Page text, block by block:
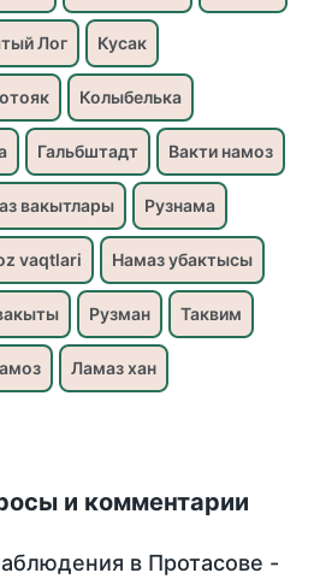
Лог Кусак
Колыбелька
Гальбштадт Вакти намоз
вакытлары Рузнама
vaqtlari Намаз убактысы
Рузман Таквим
Ламаз хан
и комментарии
в Протасове -